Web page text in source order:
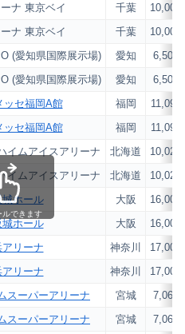
ナ 東京ベイ 千葉
10,000
ナ 東京ベイ 千葉
10,000
(愛知県国際展示場) 愛知
6,500
(愛知県国際展示場) 愛知
6,500
ッセ福岡A館 福岡
11,093
ッセ福岡A館 福岡
11,093
イムアイスアリーナ 北海道
10,024
イムアイスアリーナ 北海道
10,024
城ホール 大阪
16,000
城ホール 大阪
16,000
アリーナ 神奈川
17,000
アリーナ 神奈川
17,000
スーパーアリーナ 宮城
7,063
スーパーアリーナ 宮城 7,063
ルできます